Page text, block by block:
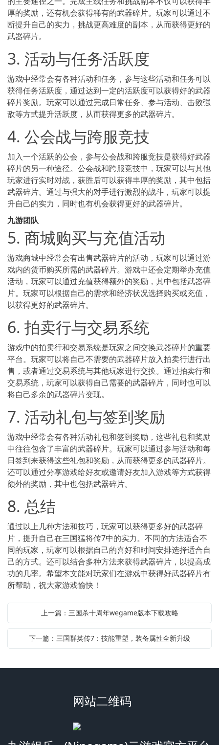
厚的奖励，还有机会获得稀有的武器碎片。玩家可以通过不
断提升自己的实力，挑战更高难度的副本，从而获得更好的
武器碎片。
3. 活动与任务活跃度
游戏中经常会有各种活动和任务，参与这些活动和任务可以
获得任务活跃度，通过达到一定的活跃度可以获得好的武器
碎片奖励。玩家可以通过完成日常任务、参与活动、击败强
敌等方式提升活跃度，从而获得更多的武器碎片。
4. 公会战与跨服竞技
加入一个活跃的公会，参与公会战和跨服竞技是获得好武器
碎片的另一种途径。公会战和跨服竞技中，玩家可以与其他
玩家进行实时对战，获胜后可以获得丰厚的奖励，其中包括
武器碎片。通过与强大的对手进行激烈的战斗，玩家可以提
升自己的实力，同时也有机会获得更好的武器碎片。
九游团队
5. 商城购买与充值活动
游戏商城中经常会有出售武器碎片的活动，玩家可以通过游
戏内的货币购买所需的武器碎片。游戏中还会定期举办充值
活动，玩家可以通过充值获得额外的奖励，其中包括武器碎
片。玩家可以根据自己的需求和经济状况选择购买或充值，
以获得更好的武器碎片。
6. 拍卖行与交易系统
游戏中的拍卖行和交易系统是玩家之间交换武器碎片的重要
平台。玩家可以将自己不需要的武器碎片放入拍卖行进行出
售，或者通过交易系统与其他玩家进行交换。通过拍卖行和
交易系统，玩家可以获得自己需要的武器碎片，同时也可以
将自己多余的武器碎片变现。
7. 活动礼包与签到奖励
游戏中经常会有各种活动礼包和签到奖励，这些礼包和奖励
中往往包含了丰富的武器碎片。玩家可以通过参与活动和每
日签到来获得这些礼包和奖励，从而获得更多的武器碎片。
还可以通过分享游戏给好友或邀请好友加入游戏等方式获得
额外的奖励，其中也包括武器碎片。
8. 总结
通过以上几种方法和技巧，玩家可以获得更多好的武器碎
片，提升自己在三国猛将传7中的实力。不同的方法适合不
同的玩家，玩家可以根据自己的喜好和时间安排选择适合自
己的方式。还可以结合多种方法来获得武器碎片，以提高成
功的几率。希望本文能对玩家们在游戏中获得好武器碎片有
所帮助，祝大家游戏愉快！
上一篇：三国杀十周年wegame版本下载攻略
下一篇：三国群英传7：技能重塑，装备属性全新升级
网站二维码